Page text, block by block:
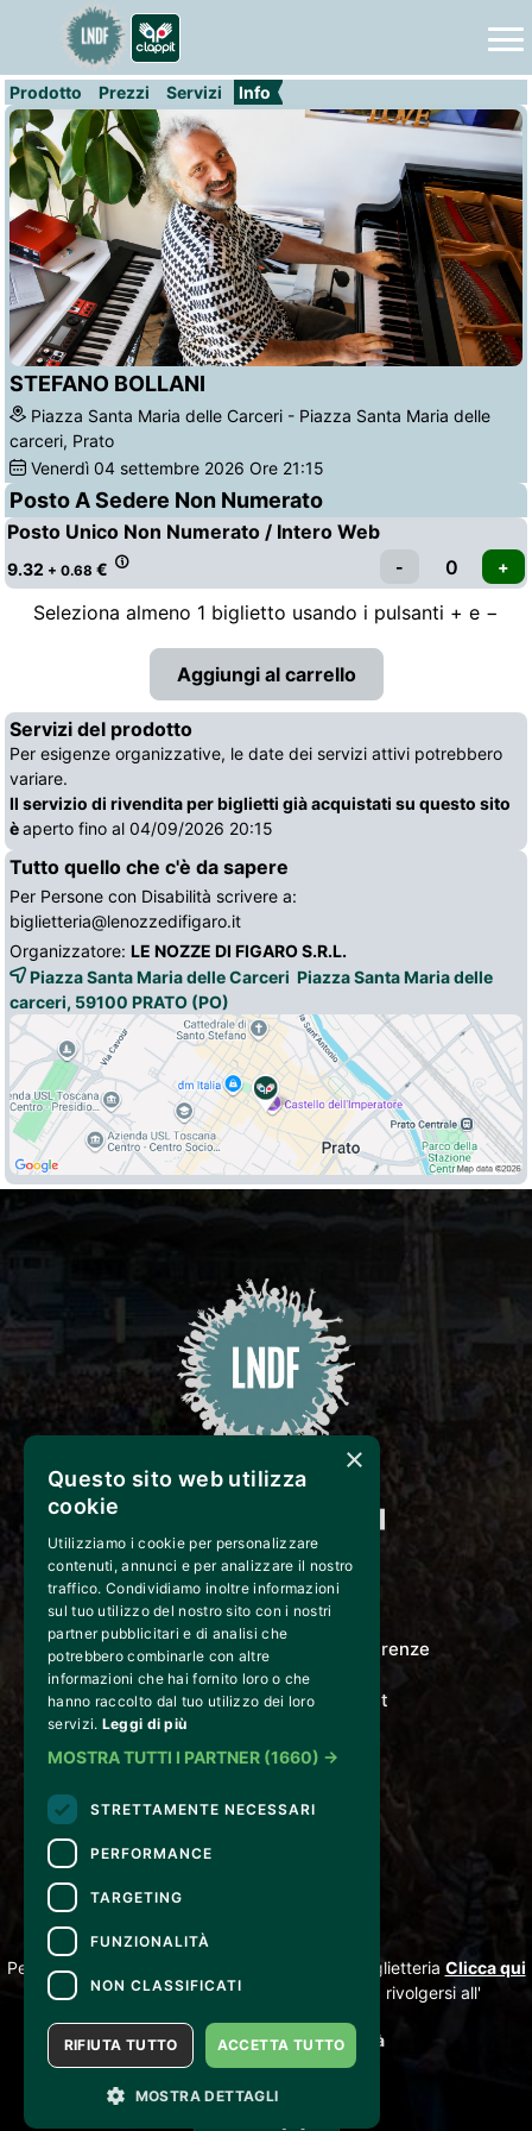
Prodotto Prezzi Servizi Info
STEFANO BOLLANI
Piazza Santa Maria delle Carceri - Piazza Santa Maria delle
carceri, Prato
Venerdì 04 settembre 2026 Ore 21:15
Posto A Sedere Non Numerato
Posto Unico Non Numerato / Intero Web
9.32 + 0.68 €
Seleziona almeno 1 biglietto usando i pulsanti + e −
Servizi del prodotto
Per esigenze organizzative, le date dei servizi attivi potrebbero
variare.
Il servizio di rivendita per biglietti già acquistati su questo sito
èaperto fino al 04/09/2026 20:15
Tutto quello che c'è da sapere
Per Persone con Disabilità scrivere a:
biglietteria@lenozzedifigaro.it
Organizzatore: LE NOZZE DI FIGARO S.R.L.
Piazza Santa Maria delle Carceri Piazza Santa Maria delle
carceri, 59100 PRATO (PO)
CONTATTI
LE NOZZE DI FIGARO
Via Gordigiani 14 - 50127 Firenze
info@lenozzedifigaro.it
CONTATTI
Per informazioni e supporto all'acquisto della biglietteria Clicca qui
Per informazioni sul programma e l'evento, rivolgersi all'
Dichiarazione di accessibilità
×
Questo sito web utilizza
cookie
Utilizziamo i cookie per personalizzare
contenuti, annunci e per analizzare il nostro
traffico. Condividiamo inoltre informazioni
sul tuo utilizzo del nostro sito con i nostri
partner pubblicitari e di analisi che
potrebbero combinarle con altre
informazioni che hai fornito loro o che
hanno raccolto dal tuo utilizzo dei loro
servizi. Leggi di più
MOSTRA TUTTI I PARTNER (1660) →
STRETTAMENTE NECESSARI
PERFORMANCE
TARGETING
FUNZIONALITÀ
NON CLASSIFICATI
ACCETTA TUTTO
RIFIUTA TUTTO
MOSTRA DETTAGLI